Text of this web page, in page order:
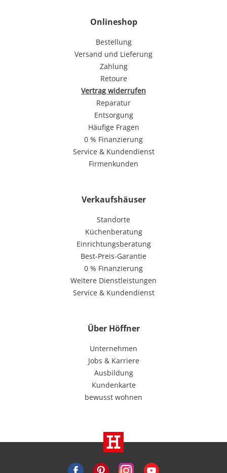
Onlineshop
Bestellung
Versand und Lieferung
Zahlung
Retoure
Vertrag widerrufen
Reparatur
Entsorgung
Häufige Fragen
0 % Finanzierung
Service & Kundendienst
Firmenkunden
Verkaufshäuser
Standorte
Küchenberatung
Einrichtungsberatung
Best-Preis-Garantie
0 % Finanzierung
Weitere Dienstleistungen
Service & Kundendienst
Über Höffner
Unternehmen
Jobs & Karriere
Ausbildung
Kundenkarte
bewusst wohnen